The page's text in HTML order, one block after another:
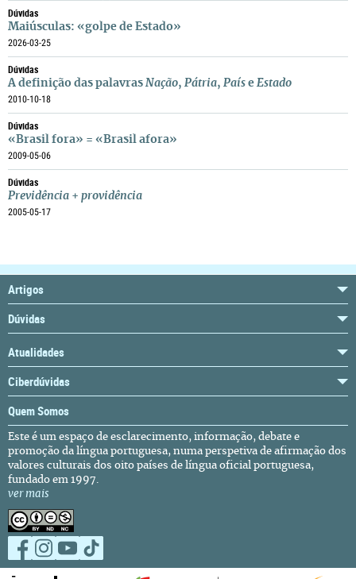
Dúvidas
Maiúsculas: «golpe de Estado»
2026-03-25
Dúvidas
A definição das palavras Nação, Pátria, País e Estado
2010-10-18
Dúvidas
«Brasil fora» = «Brasil afora»
2009-05-06
Dúvidas
Previdência + providência
2005-05-17
Artigos
Dúvidas
Atualidades
Ciberdúvidas
Quem Somos
Este é um espaço de esclarecimento, informação, debate e
promoção da língua portuguesa, numa perspetiva de afirmação dos
valores culturais dos oito países de língua oficial portuguesa,
fundado em 1997.
ver mais